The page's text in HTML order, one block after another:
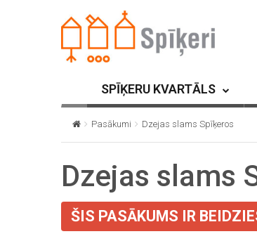
SPĪĶERU KVARTĀLS
Pasākumi Dzejas slams Spīķeros
Dzejas slams
ŠIS PASĀKUMS IR